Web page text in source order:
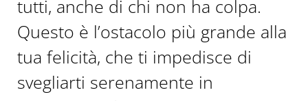
tutti, anche di chi non ha colpa.
Questo è l’ostacolo più grande alla
tua felicità, che ti impedisce di
svegliarti serenamente in